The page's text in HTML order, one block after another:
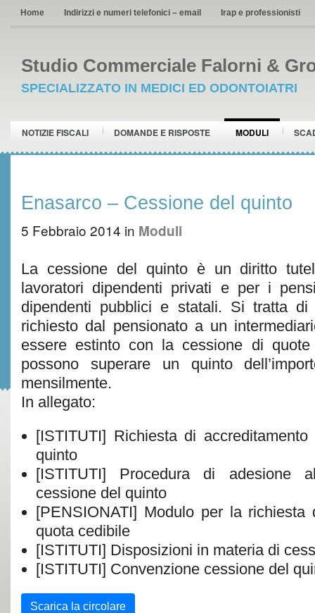
Home Indirizzi e numeri telefonici – email Irap e professionisti
Studio Commerciale Falorni &
SPECIALIZZATO IN MEDICI ED ODONTOIATRI
NOTIZIE FISCALI DOMANDE E RISPOSTE MODULI
Enasarco – Cessione del quinto
5 Febbraio 2014 in Moduli
La cessione del quinto è un diritto
lavoratori dipendenti privati e per i
dipendenti pubblici e statali. Si tratta di
richiesto dal pensionato a un
essere estinto con la cessione di
possono superare un quinto
mensilmente.
In allegato:
[ISTITUTI] Richiesta di
quinto
[ISTITUTI] Procedura di adesione
cessione del quinto
[PENSIONATI] Modulo per la richiesta
quota cedibile
[ISTITUTI] Disposizioni in materia di
[ISTITUTI] Convenzione cessione del
Scarica la circolare